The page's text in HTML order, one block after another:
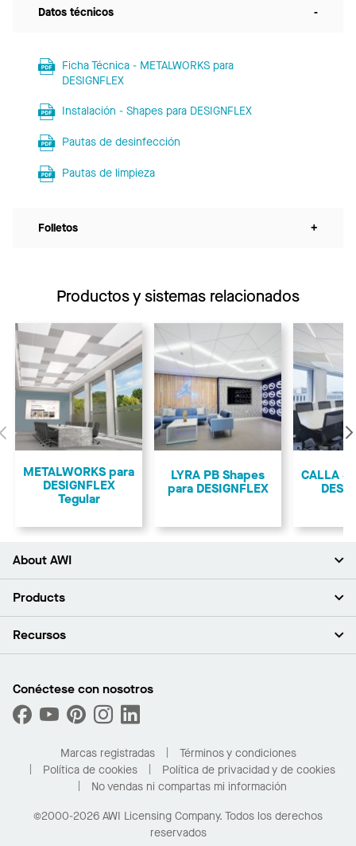
Datos técnicos -
Ficha Técnica - METALWORKS para
DESIGNFLEX
Instalación - Shapes para DESIGNFLEX
Pautas de desinfección
Pautas de limpieza
Folletos +
Productos y sistemas relacionados
Anterior
METALWORKS para
DESIGNFLEX
Tegular
LYRA PB Shapes
para DESIGNFLEX
CALLA
About AWI
Acerca de nosotros
Sala de prensa
¿Cuáles son mis opciones de compra?
Products
Plafones
Capacidades personalizadas
Desempeño
Recursos
Buscar un distribuidor
Solicitar muestras
Compre en línea con Kanopi
Para el hogar
Conéctese con nosotros
Marcas registradas
Términos y condiciones
Política de cookies
Política de privacidad y de cookies
No vendas ni compartas mi información
©2000-2026 AWI Licensing Company. Todos los derechos
reservados